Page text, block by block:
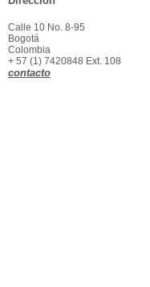
Calle 10 No. 8-95
Bogotá
Colombia
+ 57 (1) 7420848 Ext. 108
contacto